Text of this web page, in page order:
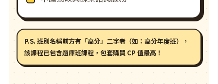
P.S. 班別名稱前方有「高分」二字者（如：高分年度班），
該課程已包含題庫班課程，包套購買 CP 值最高！